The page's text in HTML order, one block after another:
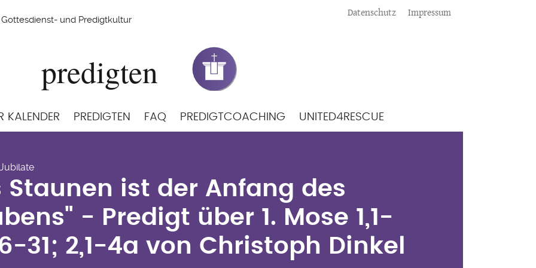
und Predigtkultur
Meta
Datenschutz Impressum
KALENDER PREDIGTEN FAQ PREDIGTCOACHING UNITED4RESCUE
- Predigt über 1. Mose 1,1-
31; 2,1-4a von Christoph Dinkel
Staunen ist der Anfang des
- Predigt über 1. Mose 1,1-
31; 2,1-4a von Christoph Dinkel